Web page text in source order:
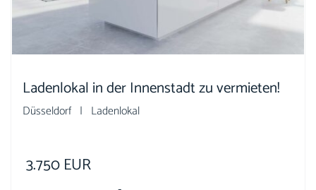
Ladenlokal in der Innenstadt zu vermieten!
Düsseldorf | Ladenlokal
3.750EUR